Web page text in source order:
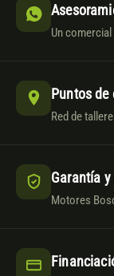
Un
Puntos de
Red de
Garantía
Motores